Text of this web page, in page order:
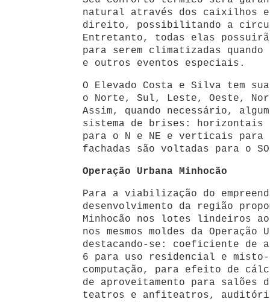
natural através dos caixilhos
direito, possibilitando a
Entretanto, todas elas
para serem climatizadas quando
e outros eventos especiais.
O Elevado Costa e Silva tem
o Norte, Sul, Leste, Oeste,
Assim, quando necessário,
sistema de brises: horizontais
para o N e NE e verticais para
fachadas são voltadas para o
Operação Urbana Minhocão
Para a viabilização do
desenvolvimento da região
Minhocão nos lotes lindeiros
nos mesmos moldes da Operação
destacando-se: coeficiente de
6 para uso residencial e
computação, para efeito de
de aproveitamento para salões
teatros e anfiteatros,